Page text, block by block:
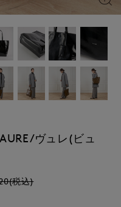
ヴュレ(ビュ
税込)